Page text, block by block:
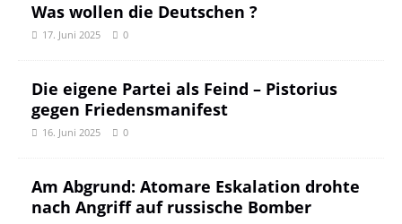
Was wollen die Deutschen ?
17. Juni 2025 0
Die eigene Partei als Feind – Pistorius
gegen Friedensmanifest
16. Juni 2025 0
Am Abgrund: Atomare Eskalation drohte
nach Angriff auf russische Bomber